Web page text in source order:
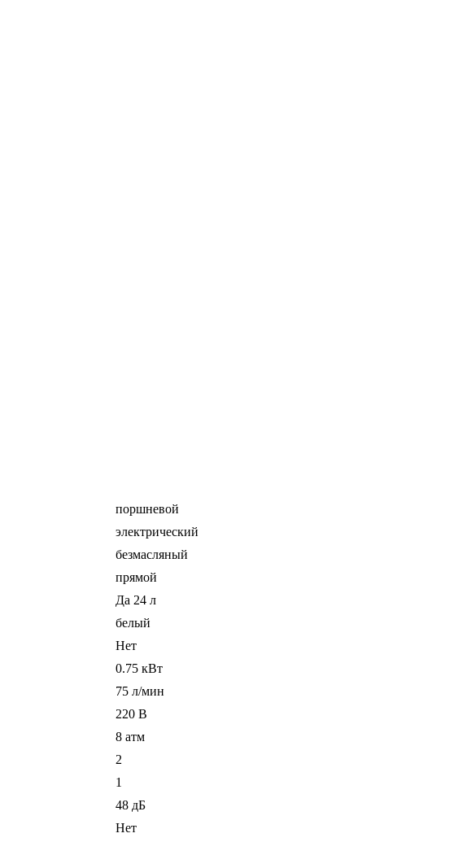
поршневой
электрический
безмасляный
прямой
Да 24 л
белый
Нет
0.75 кВт
75 л/мин
220 В
8 атм
2
1
48 дБ
Нет